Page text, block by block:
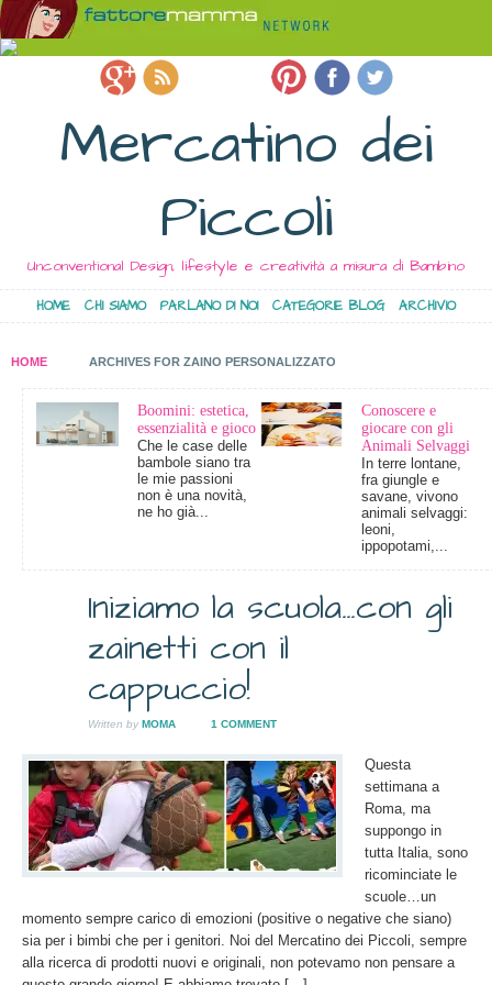
Mercatino dei
Piccoli
Unconventional Design, lifestyle e creatività a misura di Bambino
HOME CHI SIAMO PARLANO DI NOI CATEGORIE BLOG ARCHIVIO
HOME ARCHIVES FOR ZAINO PERSONALIZZATO
Boomini: estetica,
essenzialità e gioco
Che le case delle
bambole siano tra
le mie passioni
non è una novità,
ne ho già...
Conoscere e
giocare con gli
Animali Selvaggi
In terre lontane,
fra giungle e
savane, vivono
animali selvaggi:
leoni,
ippopotami,...
Iniziamo la scuola…con gli
zainetti con il
cappuccio!
Written by MOMA 1 COMMENT
Questa
settimana a
Roma, ma
suppongo in
tutta Italia, sono
ricominciate le
scuole…un
momento sempre carico di emozioni (positive o negative che siano)
sia per i bimbi che per i genitori. Noi del Mercatino dei Piccoli, sempre
alla ricerca di prodotti nuovi e originali, non potevamo non pensare a